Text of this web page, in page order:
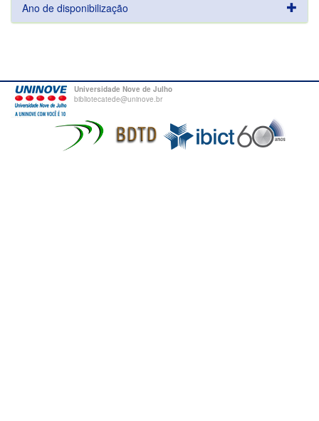
Ano de disponibilização
Universidade Nove de Julho
bibliotecatede@uninove.br